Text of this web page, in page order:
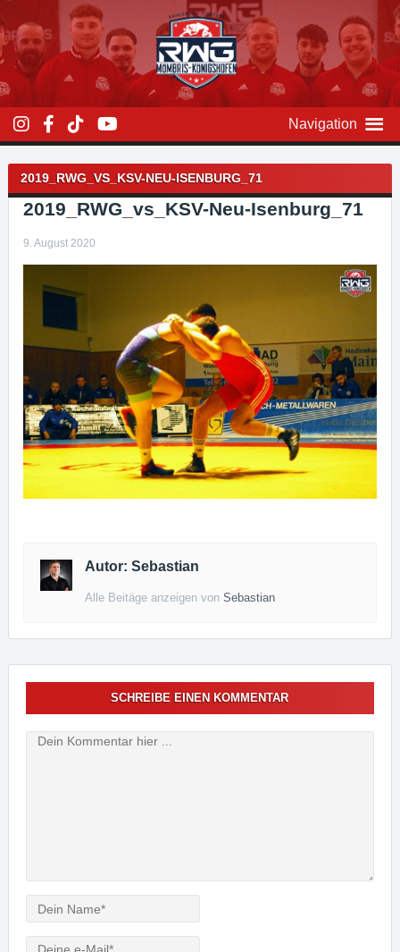
Inhalt
überspringen
Navigation
2019_RWG_VS_KSV-NEU-ISENBURG_71
2019_RWG_vs_KSV-Neu-Isenburg_71
9. August 2020
Autor: Sebastian
Alle Beitäge anzeigen vonSebastian
Beitragsnavigation
SCHREIBE EINEN KOMMENTAR
Verfasser